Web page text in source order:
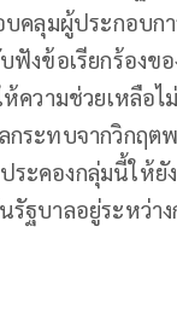
คลุมผู้ประกอบก
ฟังข้อเรียกร้องข
ความช่วยเหลือไ
กระทบจากวิกฤต
ระคองกลุ่มนี้ให้ยั
ฐบาลอยู่ระหว่าง